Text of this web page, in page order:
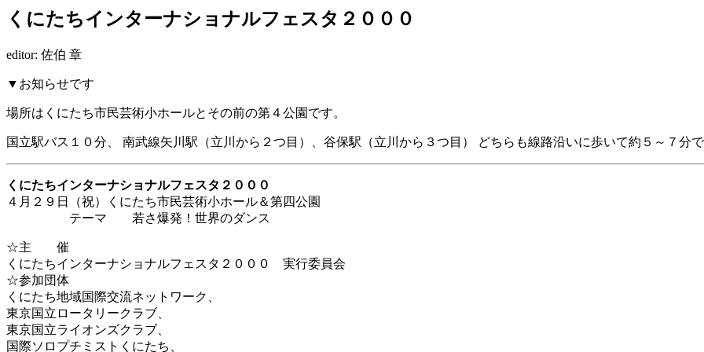
くにたちインターナショナルフェスタ２０００
editor: 佐伯 章
▼お知らせです
場所はくにたち市民芸術小ホールとその前の第４公園です。
国立駅バス１０分、 南武線矢川駅（立川から２つ目）、谷保駅（立川から３つ目） どちらも線路沿いに歩いて約５～７分
くにたちインターナショナルフェスタ２０００
４月２９日（祝）くにたち市民芸術小ホール＆第四公園
テーマ 若さ爆発！世界のダンス
☆主 催
くにたちインターナショナルフェスタ２０００ 実行委員会
☆参加団体
くにたち地域国際交流ネットワーク、
東京国立ロータリークラブ、
東京国立ライオンズクラブ、
国際ソロプチミストくにたち、